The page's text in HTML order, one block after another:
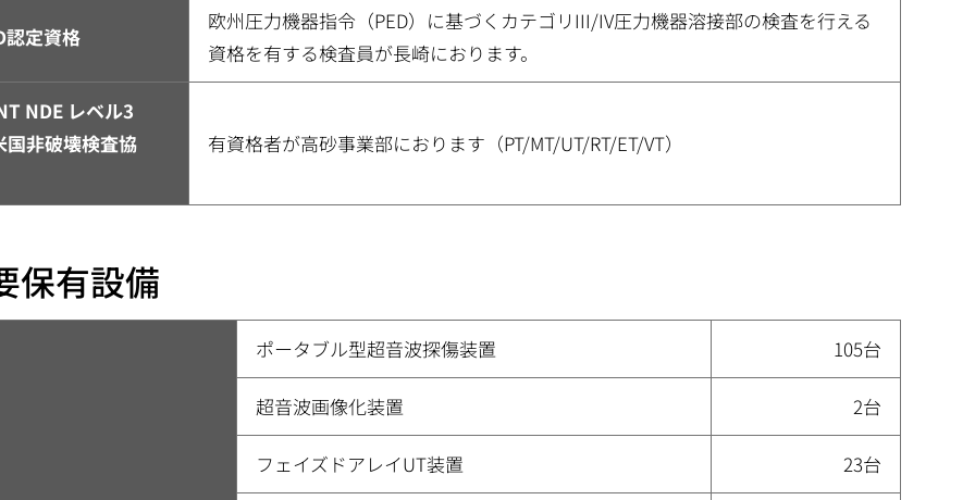
認定資格
欧州圧力機器指令（PED）に基づくカテゴリIII/IV圧力機器溶接部の検査を行える
資格を有する検査員が長崎におります。
NDE レベル3
国非破壊検査協
有資格者が高砂事業部におります（PT/MT/UT/RT/ET/VT）
保有設備
ポータブル型超音波探傷装置 105台
超音波画像化装置 2台
フェイズドアレイUT装置 23台